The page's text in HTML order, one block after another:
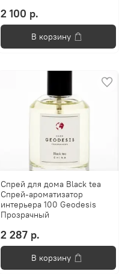
2 100 р.
В корзину
Спрей для дома Black tea
Спрей-ароматизатор
интерьера 100 Geodesis
Прозрачный
2 287 р.
В корзину